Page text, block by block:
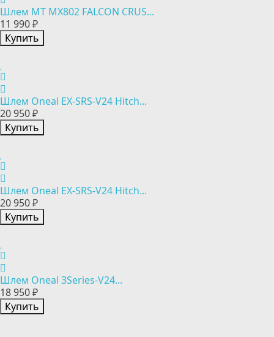
Шлем MT MX802 FALCON CRUS...
11 990 ₽
Купить
Шлем Oneal EX-SRS-V24 Hitch...
20 950 ₽
Купить
Шлем Oneal EX-SRS-V24 Hitch...
20 950 ₽
Купить
Шлем Oneal 3Series-V24...
18 950 ₽
Купить